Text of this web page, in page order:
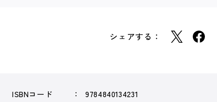
シェアする：
ISBNコード
9784840134231